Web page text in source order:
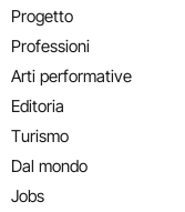
Progetto
Professioni
Arti performative
Editoria
Turismo
Dal mondo
Jobs